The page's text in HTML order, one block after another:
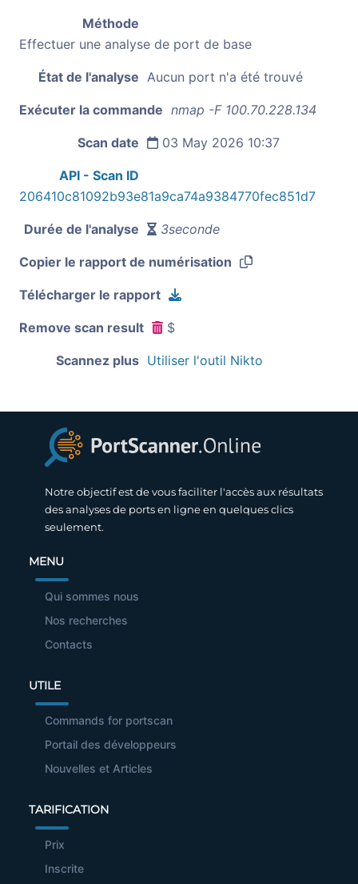
Méthode
Effectuer une analyse de port de base
État de l'analyse Aucun port n'a été trouvé
Exécuter la commande nmap -F 100.70.228.134
Scan date 03 May 2026 10:37
API - Scan ID
206410c81092b93e81a9ca74a9384770fec851d7
Durée de l'analyse 3seconde
Copier le rapport de numérisation
Télécharger le rapport
Remove scan result $
Scannez plus Utiliser l'outil Nikto
Notre objectif est de vous faciliter l'accès aux résultats
des analyses de ports en ligne en quelques clics
seulement.
MENU
Qui sommes nous
Nos recherches
Contacts
UTILE
Commands for portscan
Portail des développeurs
Nouvelles et Articles
TARIFICATION
Prix
Inscrite